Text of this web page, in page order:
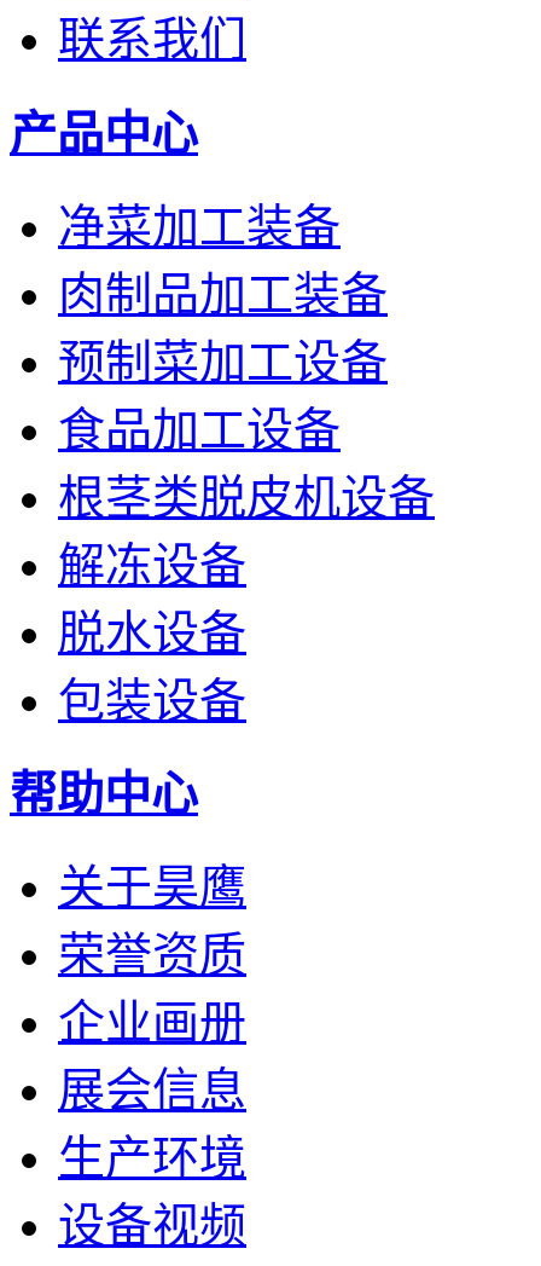
联系我们
产品中心
净菜加工装备
肉制品加工装备
预制菜加工设备
食品加工设备
根茎类脱皮机设备
解冻设备
脱水设备
包装设备
帮助中心
关于昊鹰
荣誉资质
企业画册
展会信息
生产环境
设备视频